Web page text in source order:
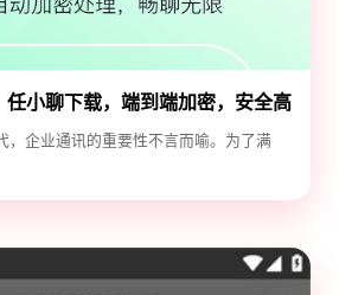
任小聊下载，端到端加密，安全高
，企业通讯的重要性不言而喻。为了满